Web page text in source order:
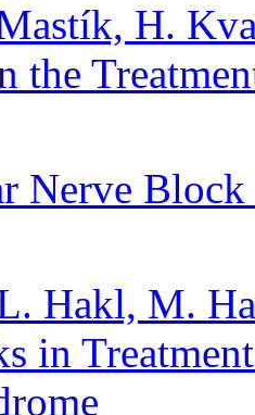
H.
the
Nerve
Hakl, M.
in